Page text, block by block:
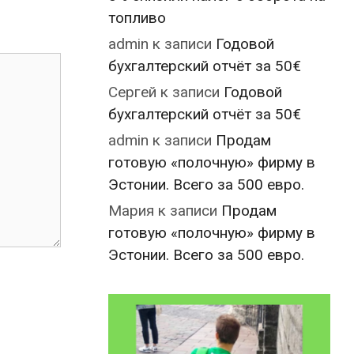
топливо
admin к записи Годовой
бухгалтерский отчёт за 50€
Сергей к записи Годовой
бухгалтерский отчёт за 50€
admin к записи Продам
готовую «полочную» фирму в
Эстонии. Всего за 500 евро.
Мария к записи Продам
готовую «полочную» фирму в
Эстонии. Всего за 500 евро.